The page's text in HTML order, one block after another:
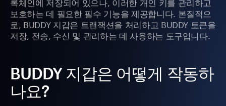
보호하는 데 필요한 필수 기능을 제공합니다. 본질적으
로, BUDDY 지갑은 트랜잭션을 처리하고 BUDDY 토큰을
저장, 전송, 수신 및 관리하는 데 사용하는 도구입니다.
BUDDY 지갑은 어떻게 작동하
나요?